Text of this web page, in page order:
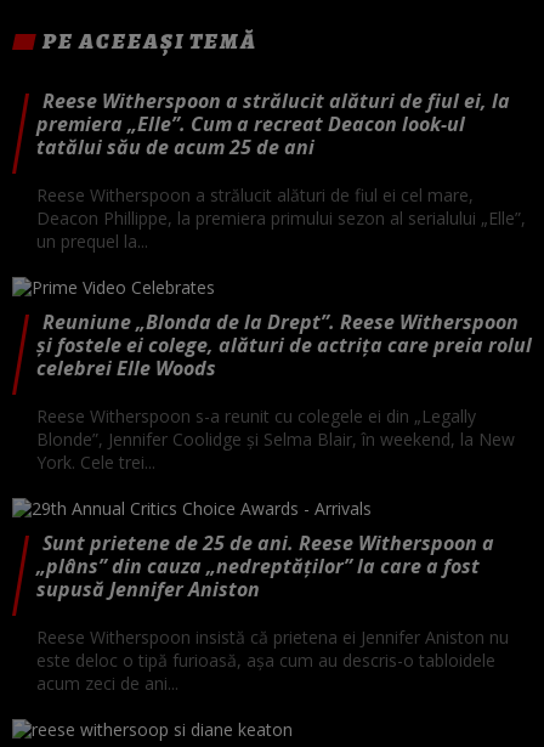
PE ACEEAȘI TEMĂ
Reese Witherspoon a strălucit alături de fiul ei, la
premiera „Elle”. Cum a recreat Deacon look-ul
tatălui său de acum 25 de ani
Reese Witherspoon a strălucit alături de fiul ei cel mare,
Deacon Phillippe, la premiera primului sezon al serialului „Elle”,
un prequel la...
Reuniune „Blonda de la Drept”. Reese Witherspoon
și fostele ei colege, alături de actrița care preia rolul
celebrei Elle Woods
Reese Witherspoon s-a reunit cu colegele ei din „Legally
Blonde”, Jennifer Coolidge și Selma Blair, în weekend, la New
York. Cele trei...
Sunt prietene de 25 de ani. Reese Witherspoon a
„plâns” din cauza „nedreptăților” la care a fost
supusă Jennifer Aniston
Reese Witherspoon insistă că prietena ei Jennifer Aniston nu
este deloc o tipă furioasă, așa cum au descris-o tabloidele
acum zeci de ani...